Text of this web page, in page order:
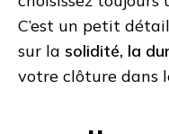
C’est un petit
sur la solidité, la
votre clôture dans